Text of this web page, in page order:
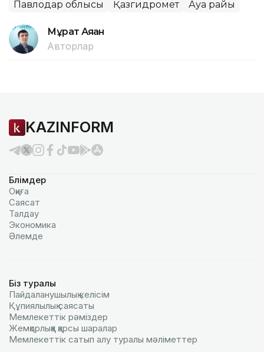
Павлодар облысы Қазгидромет Ауа райы
Мұрат Аяған
Авторлар
KAZINFORM
Бөлімдер
Оқиға
Саясат
Талдау
Экономика
Әлемде
Біз туралы
Пайдаланушылық келiciм
Құпиялылық саясаты
Мемлекеттік рәміздер
Жемқорлыққа қарсы шаралар
Мемлекеттік сатып алу туралы мәлiметтер